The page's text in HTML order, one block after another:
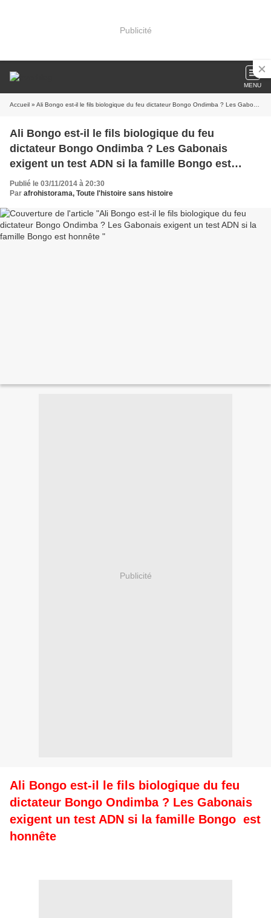
Publicité
MENU
Accueil » Ali Bongo est-il le fils biologique du feu dictateur Bongo Ondimba ? Les Gabonais exigent un test ADN si la famille Bongo est honnête
Ali Bongo est-il le fils biologique du feu
dictateur Bongo Ondimba ? Les Gabonais
exigent un test ADN si la famille Bongo est
honnête
Publié le 03/11/2014 à 20:30
Par afrohistorama, Toute l'histoire sans histoire
Publicité
Ali Bongo est-il le fils biologique du feu
dictateur Bongo Ondimba ? Les Gabonais
exigent un test ADN si la famille Bongo est
honnête